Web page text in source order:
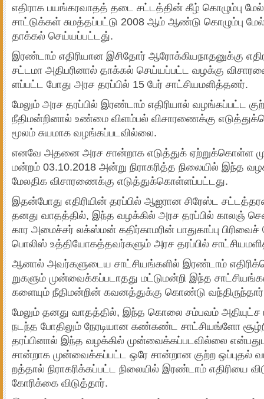
எதி­ராக பயங்­க­ர­வாதத் தடை சட்­டத்தின் கீழ் கொழும்பு மேல்
சாட்­டுக்கள் சுமத்­தப்­பட்டு 2008 ஆம் ஆண்டு கொழும்பு
தாக்கல் செய்­யப்­பட்­டது்.
இரண்டாம் எதி­ரி­யான இசிதோர் ஆரோக்­கி­ய­நா­த­னுக்கு
சட்­டமா அதி­ப­ரினால் தாக்கல் செய்­யப்­பட்ட வழக்கு
ளப்­பட்ட போது அரச தரப்பில் 15 பேர் சாட்­சி­ய­ம­ளித்­தனர்.
மேலும் அரச தரப்பில் இரண்டாம் எதி­ரியால் வழங்­கப்­பட்ட
நீதி­மன்­றினால் உண்மை விளம்பல் விசா­ர­ணைக்கு
மூலம் சுய­மாக வழங்­கப்­ப­ட­வில்லை.
எனவே அதனை அரச சான்­றாக எடுத்துக் ஏற்­றுக்­கொள்ள
மன்றம் 03.10.2018 அன்று நிரா­க­ரித்த நிலையில் இந்த
மேல­திக விசா­ர­ணைக்கு எடுத்­துக்­கொள்­ளப்­பட்­டது.
இதன்­போது எதி­ரியின் தரப்பில் ஆஐ­ரான சிரேஸ்ட
தனது வாதத்தில், இந்த வழக்கில் அரச தரப்பில் காலஞ்
கார அமைச்சர் லக்ஸ்மன் கதிர்­கா­மரின் பாது­காப்பு
பொலிஸ் உத்­தி­யோ­கத்­த­வர்­களும் அரச தரப்பில்
ஆனால் அவர்­க­ளு­டைய சாட்­சி­யங்­களில் இரண்டாம்
று­களும் முன்­வைக்­கப்­ப­டா­தது மட்­டு­மன்றி இந்த
க­ளையும் நீதி­மன்றின் கவ­னத்­துக்கு கொண்டு
மேலும் தனது வாதத்தில், இந்த கொலை சம்­பவம் அதி­யுட்ச
நடந்த போதிலும் நேர­டி­யான கண்­கண்ட சாட்­சி­யங்ளோ
தரப்­பினால் இந்த வழக்கில் முன்­வைக்­கப்­ப­ட­வில்லை
சான்­றாக முன்­வைக்­கப்­பட்ட ஒரே சான்­றான குற்ற ஒப்­புதல்
றத்தால் நிரா­க­ரிக்­கப்­பட்ட நிலையில் இரண்டாம் எதி­ரியை
கோரிக்கை விடுத்தார்.